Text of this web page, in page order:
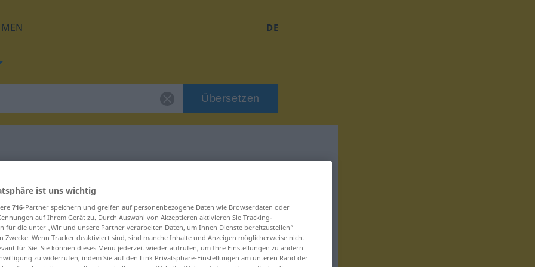
DE
Übersetzen
"Konzentrat"
ist uns wichtig
716-Partner speichern und greifen auf personenbezogene Daten wie Browserdaten oder
auf Ihrem Gerät zu. Durch Auswahl von Akzeptieren aktivieren Sie Tracking-
für die unter „Wir und unsere Partner verarbeiten Daten, um Ihnen Dienste bereitzustellen“
Zwecke. Wenn Tracker deaktiviert sind, sind manche Inhalte und Anzeigen möglicherweise nicht
für Sie. Sie können dieses Menü jederzeit wieder aufrufen, um Ihre Einstellungen zu ändern
zu widerrufen, indem Sie auf den Link Privatsphäre-Einstellungen am unteren Rand der